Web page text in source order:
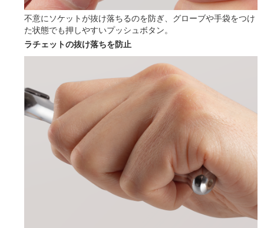
不意にソケットが抜け落ちるのを防ぎ、グローブや手袋をつけ
た状態でも押しやすいプッシュボタン。
ラチェットの抜け落ちを防止